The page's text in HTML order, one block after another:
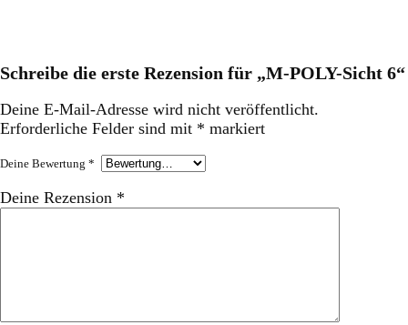
Schreibe die erste Rezension für „M-POLY-Sicht 6“
Deine E-Mail-Adresse wird nicht veröffentlicht.
Erforderliche Felder sind mit * markiert
Deine Bewertung *
Deine Rezension *